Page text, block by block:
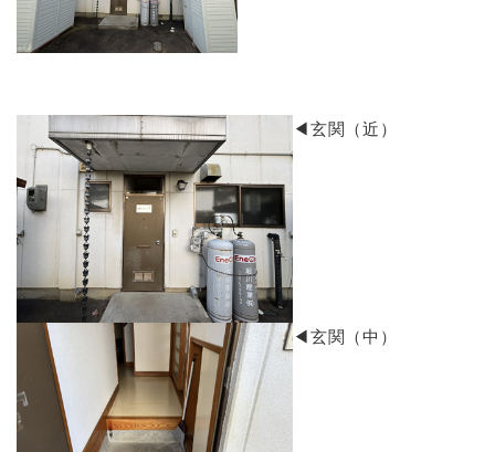
​◀玄関（近）
​◀玄関（中）​